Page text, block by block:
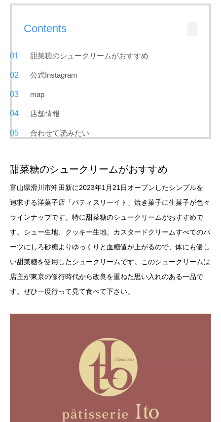
Contents
甜菜糖のシュークリームがおすすめ
公式Instagram
map
店舗情報
合わせて読みたい
甜菜糖のシュークリームがおすすめ
富山県滑川市沖田新に2023年1月21日オープンしたシンプルを
追求する洋菓子店「パティスリーイト」焼き菓子に生菓子が色々
ラインナップです。特に甜菜糖のシュークリームがおすすめで
す。シュー生地、クッキー生地、カスタードクリームすべてのパ
ーツにしろ砂糖よりゆっくりと血糖値が上がるので、体にも優し
い甜菜糖を使用したシュークリームです。このシュークリームは
店主が東京の修行時代から改良を重ねた思い入れのある一品で
す。ぜひ一度行って見て食べて下さい。